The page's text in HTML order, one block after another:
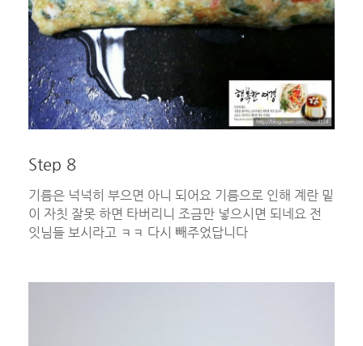
Step 8
기름은 넉넉히 부으면 아니 되어요 기름으로 인해 계란 밑
이 자칫 잘못 하면 타버리니 조금만 넣으시면 되네요 전
잇님들 보시라고 ㅋㅋ 다시 빼주었답니다